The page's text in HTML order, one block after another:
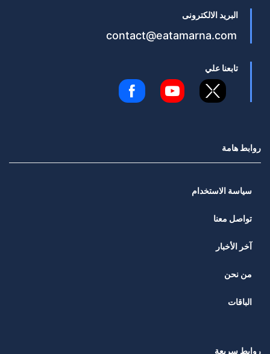
البريد الالكترونى
contact@eatamarna.com
تابعنا علي
روابط هامة
سياسة الاستخدام
تواصل معنا
آخر الأخبار
من نحن
الباقات
روابط سريعة